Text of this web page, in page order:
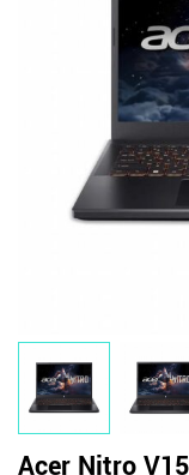
Acer Nitro